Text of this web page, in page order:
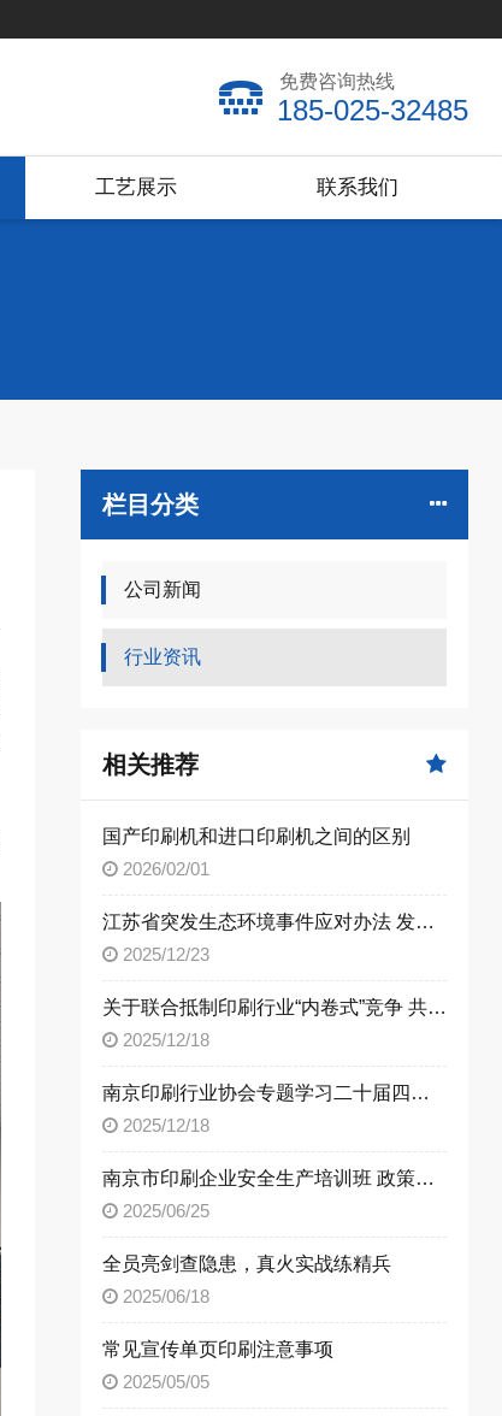
免费咨询热线
185-025-32485
工艺展示 联系我们
栏目分类
公司新闻
行业资讯
相关推荐
国产印刷机和进口印刷机之间的区别
2026/02/01
江苏省突发生态环境事件应对办法 发布！9月1日起施行
2025/12/23
关于联合抵制印刷行业“内卷式”竞争 共筑公平有序发展生态的倡议书
2025/12/18
南京印刷行业协会专题学习二十届四中全会精神 以高质量发展书写行业新篇
2025/12/18
南京市印刷企业安全生产培训班 政策法规 + 应急演练实操指南
2025/06/25
全员亮剑查隐患，真火实战练精兵
2025/06/18
常见宣传单页印刷注意事项
2025/05/05